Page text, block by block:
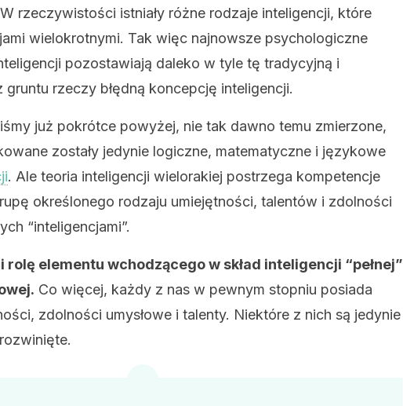
rzeczywistości istniały różne rodzaje inteligencji, które
wielokrotnymi. Tak więc najnowsze psychologiczne
pozostawiają daleko w tyle tę tradycyjną i
rzeczy błędną koncepcję inteligencji.
już pokrótce powyżej, nie tak dawno temu zmierzone,
zostały jedynie logiczne, matematyczne i językowe
. Ale teoria inteligencji wielorakiej postrzega kompetencje
określonego rodzaju umiejętności, talentów i zdolności
“inteligencjami”.
rolę elementu wchodzącego w skład inteligencji “pełnej”
Co więcej, każdy z nas w pewnym stopniu posiada
zdolności umysłowe i talenty. Niektóre z nich są jedynie